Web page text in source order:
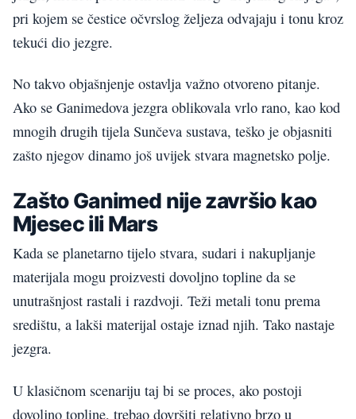
pri kojem se čestice očvrslog željeza odvajaju i tonu kroz
tekući dio jezgre.
No takvo objašnjenje ostavlja važno otvoreno pitanje.
Ako se Ganimedova jezgra oblikovala vrlo rano, kao kod
mnogih drugih tijela Sunčeva sustava, teško je objasniti
zašto njegov dinamo još uvijek stvara magnetsko polje.
Zašto Ganimed nije završio kao
Mjesec ili Mars
Kada se planetarno tijelo stvara, sudari i nakupljanje
materijala mogu proizvesti dovoljno topline da se
unutrašnjost rastali i razdvoji. Teži metali tonu prema
središtu, a lakši materijal ostaje iznad njih. Tako nastaje
jezgra.
U klasičnom scenariju taj bi se proces, ako postoji
dovoljno topline, trebao dovršiti relativno brzo u